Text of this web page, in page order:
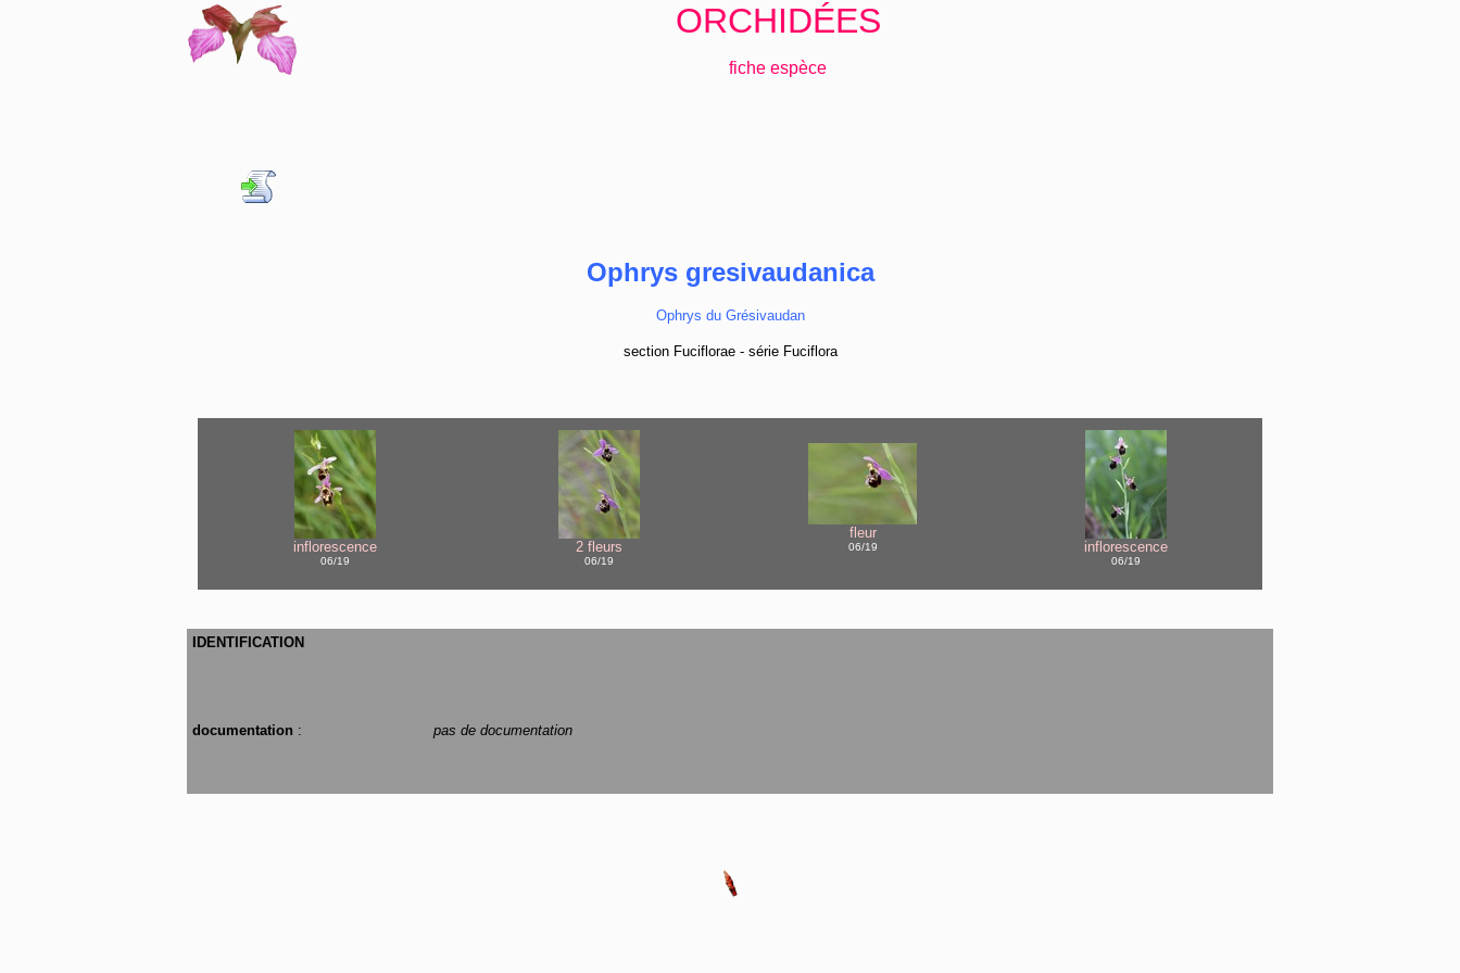
ORCHIDÉES
fiche espèce
Ophrys gresivaudanica
Ophrys du Grésivaudan
section Fuciflorae - série Fuciflora
inflorescence
06/19
2 fleurs
06/19
fleur
06/19 inflorescence
06/19
IDENTIFICATION
documentation : pas de documentation